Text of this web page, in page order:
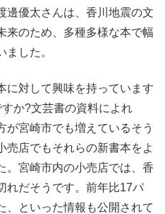
邊優太さんは、香川地震の文
来のため、多種多様な本で幅
ました。
に対して興味を持っています
か?文芸書の資料によれ
が宮崎市でも増えているそう
売店でもそれらの新書本をよ
。宮崎市内の小売店では、香
れだそうです。前年比17パ
、といった情報も公開されて